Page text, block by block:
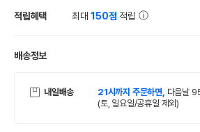
적립혜택 최대150점 적립
배송정보
내일배송 21시까지 주문하면, 다음날
(토, 일요일/공휴일 제외)